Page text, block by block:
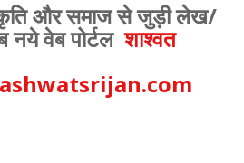
और समाज से जुड़ी लेख/
नये वेब पोर्टल शाश्वत